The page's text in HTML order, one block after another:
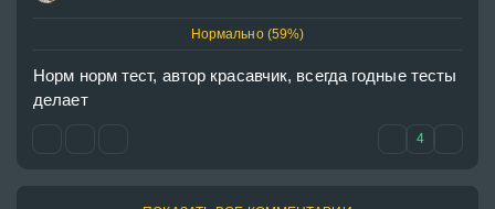
Нормально (59%)
Норм норм тест, автор красавчик, всегда годные тесты
делает
4